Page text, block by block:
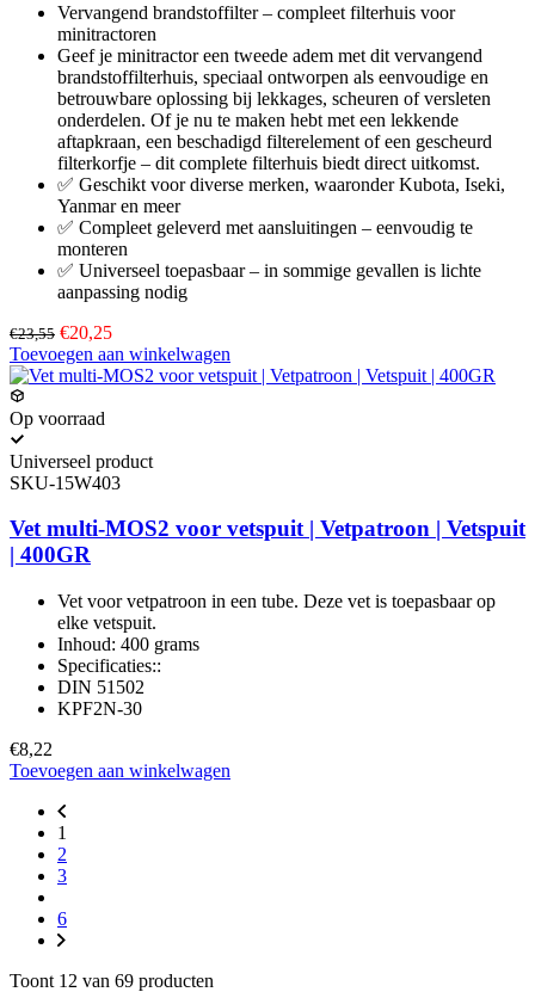
Vervangend brandstoffilter – compleet filterhuis voor
minitractoren
Geef je minitractor een tweede adem met dit vervangend
brandstoffilterhuis, speciaal ontworpen als eenvoudige en
betrouwbare oplossing bij lekkages, scheuren of versleten
onderdelen. Of je nu te maken hebt met een lekkende
aftapkraan, een beschadigd filterelement of een gescheurd
filterkorfje – dit complete filterhuis biedt direct uitkomst.
✅ Geschikt voor diverse merken, waaronder Kubota, Iseki,
Yanmar en meer
✅ Compleet geleverd met aansluitingen – eenvoudig te
monteren
✅ Universeel toepasbaar – in sommige gevallen is lichte
aanpassing nodig
€23,55 €20,25
Toevoegen aan winkelwagen
Op voorraad
Universeel product
SKU-15W403
Vet multi-MOS2 voor vetspuit | Vetpatroon | Vetspuit
| 400GR
Vet voor vetpatroon in een tube. Deze vet is toepasbaar op
elke vetspuit.
Inhoud: 400 grams
Specificaties::
DIN 51502
KPF2N-30
€8,22
Toevoegen aan winkelwagen
1
2
3
6
Toont 12 van 69 producten